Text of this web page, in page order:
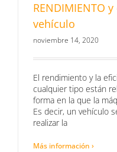
RENDIMIENTO
vehículo
noviembre 14, 2020
El rendimiento y la
cualquier tipo están
forma en la que la
Es decir, un vehículo
realizar la
Más información ›